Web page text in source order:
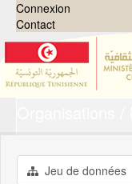
Connexion
Contact
GroupesJeu de données